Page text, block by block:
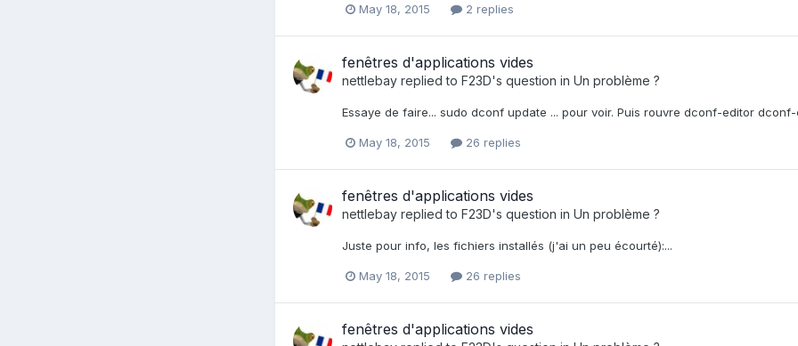
May 18, 2015 2 replies
fenêtres d'applications vides
nettlebay replied to F23D's question in Un problème ?
Essaye de faire... sudo dconf update ... pour voir. Puis rouvre dconf-editor
May 18, 2015 26 replies
fenêtres d'applications vides
nettlebay replied to F23D's question in Un problème ?
Juste pour info, les fichiers installés (j'ai un peu écourté):...
May 18, 2015 26 replies
fenêtres d'applications vides